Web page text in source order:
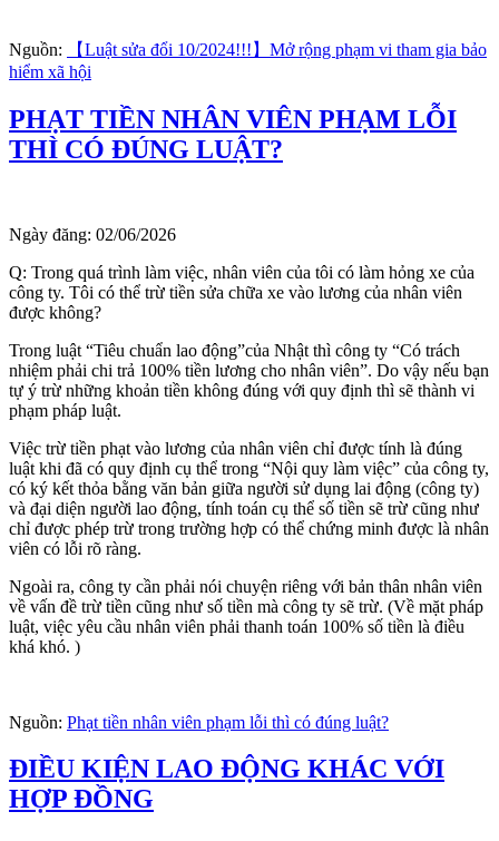
Nguồn:
【Luật sửa đổi 10/2024!!!】Mở rộng phạm vi tham gia bảo
hiểm xã hội
PHẠT TIỀN NHÂN VIÊN PHẠM LỖI
THÌ CÓ ĐÚNG LUẬT?
Ngày đăng: 02/06/2026
Q: Trong quá trình làm việc, nhân viên của tôi có làm hỏng xe của
công ty. Tôi có thể trừ tiền sửa chữa xe vào lương của nhân viên
được không?
Trong luật “Tiêu chuẩn lao động”của Nhật thì công ty “Có trách
nhiệm phải chi trả 100% tiền lương cho nhân viên”. Do vậy nếu bạn
tự ý trừ những khoản tiền không đúng với quy định thì sẽ thành vi
phạm pháp luật.
Việc trừ tiền phạt vào lương của nhân viên chỉ được tính là đúng
luật khi đã có quy định cụ thể trong “Nội quy làm việc” của công ty,
có ký kết thỏa bằng văn bản giữa người sử dụng lai động (công ty)
và đại diện người lao động, tính toán cụ thể số tiền sẽ trừ cũng như
chỉ được phép trừ trong trường hợp có thể chứng minh được là nhân
viên có lỗi rõ ràng.
Ngoài ra, công ty cần phải nói chuyện riêng với bản thân nhân viên
về vấn đề trừ tiền cũng như số tiền mà công ty sẽ trừ. (Về mặt pháp
luật, việc yêu cầu nhân viên phải thanh toán 100% số tiền là điều
khá khó. )
Nguồn: Phạt tiền nhân viên phạm lỗi thì có đúng luật?
ĐIỀU KIỆN LAO ĐỘNG KHÁC VỚI
HỢP ĐỒNG